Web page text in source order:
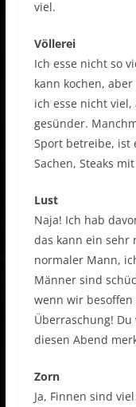
viel.
Völlerei
Ich esse nicht so
kann kochen,
ich esse nicht viel,
gesünder.
Sport betreibe, ist
Sachen, Steaks
Lust
Naja! Ich hab
das kann ein sehr
normaler Mann,
Männer sind
wenn wir
Überraschung!
diesen Abend
Zorn
Ja, Finnen sind